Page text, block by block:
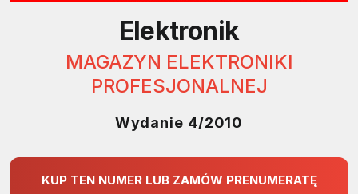
Elektronik
MAGAZYN ELEKTRONIKI
PROFESJONALNEJ
Wydanie 4/2010
KUP TEN NUMER LUB ZAMÓW PRENUMERATĘ